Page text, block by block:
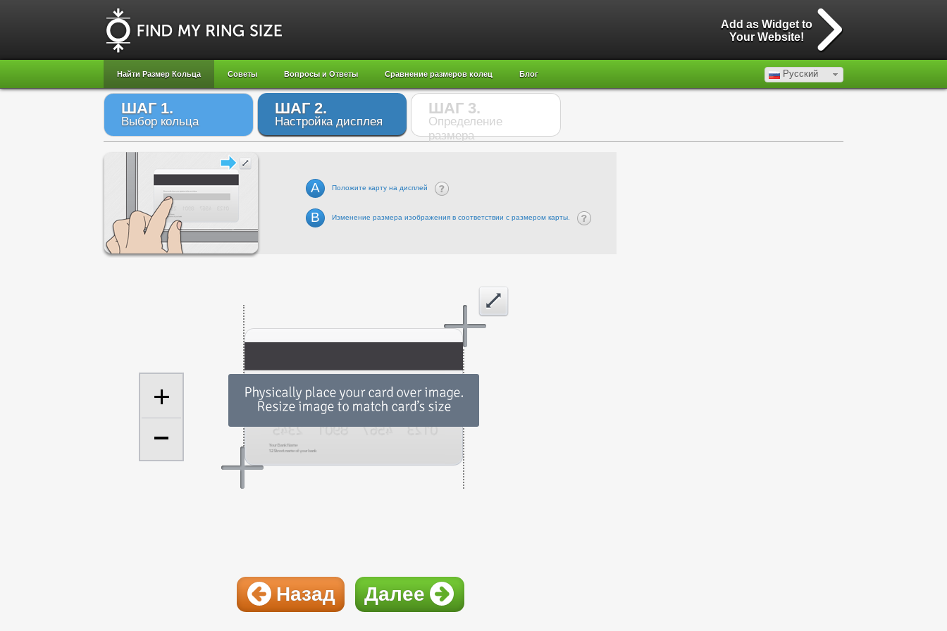
Add as Widget to
Your Website!
Найти Размер Кольца Советы Вопросы и Ответы Сравнение размеров колец Блог Русский
ШАГ 1.
Выбор кольца
ШАГ 2.
Настройка дисплея
ШАГ 3.
Определение
размера
A Положите карту на дисплей
B Изменение размера изображения в соответствии с размером карты.
+
Назад Далее